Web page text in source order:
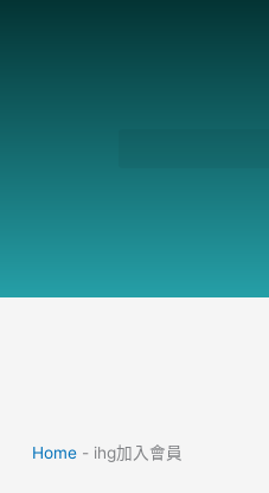
Home - ihg加入會員